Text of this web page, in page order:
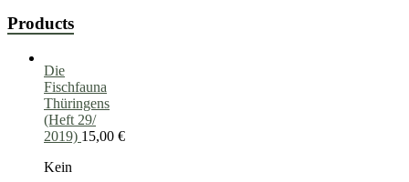
Products
Die
Fischfauna
Thüringens
(Heft 29/
2019) 15,00 €
Kein